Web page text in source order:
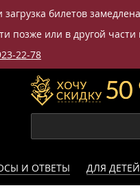
билетов
позже или в другой части
22-78
И ОТВЕТЫ ДЛЯ ДЕТЕЙ